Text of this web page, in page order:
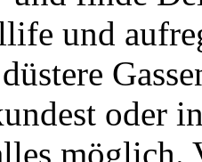
und
oder
möglich.